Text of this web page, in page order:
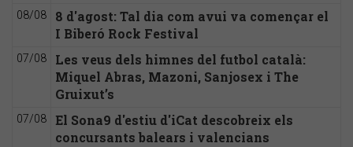
08/08
8 d'agost: Tal dia com avui va començar el
I Biberó Rock Festival
07/08
Les veus dels himnes del futbol català:
Miquel Abras, Mazoni, Sanjosex i The
Gruixut’s
07/08
El Sona9 d'estiu d'iCat descobreix els
concursants balears i valencians